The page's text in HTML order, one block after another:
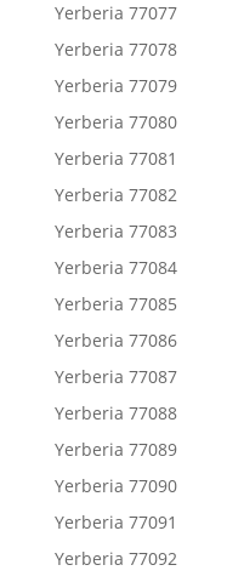
Yerberia 77077
Yerberia 77078
Yerberia 77079
Yerberia 77080
Yerberia 77081
Yerberia 77082
Yerberia 77083
Yerberia 77084
Yerberia 77085
Yerberia 77086
Yerberia 77087
Yerberia 77088
Yerberia 77089
Yerberia 77090
Yerberia 77091
Yerberia 77092